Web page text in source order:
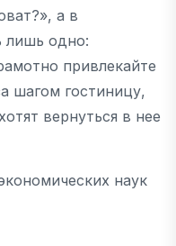
а в
лишь одно:
привлекайте
шагом гостиницу,
вернуться в нее
наук